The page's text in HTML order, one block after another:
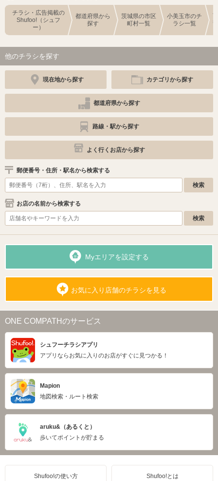
チラシ・広告掲載の
Shufoo!（シュフ
ー）
都道府県から
探す
茨城県の市区
町村一覧
小美玉市のチ
ラシ一覧
他のチラシを探す
現在地から探す カテゴリから探す
都道府県から探す
路線・駅から探す
よく行くお店から探す
郵便番号・住所・駅名から検索する
お店の名前から検索する
Myエリアを設定する
お気に入り店舗のチラシを見る
ONE COMPATHのサービス
シュフーチラシアプリ
アプリならお気に入りのお店がすぐに見つかる！
Mapion
地図検索・ルート検索
aruku&（あるくと）
歩いてポイントが貯まる
Shufoo!の使い方 Shufoo!とは